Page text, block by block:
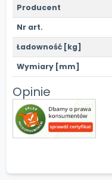
Producent
Nr art.
Ładowność [kg]
Wymiary [mm]
Opinie